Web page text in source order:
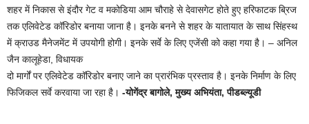
शहर में निकास से इंदौर गेट व मकोडिया आम चौराहे से देवासगेट होते हुए हरिफाटक ब्रिज
तक एलिवेटेड कॉरिडोर बनाया जाना है। इनके बनने से शहर के यातायात के साथ सिंहस्थ
में क्राउड मैनेजमेंट में उपयोगी होगी। इनके सर्वे के लिए एजेंसी को कहा गया है। – अनिल
जैन कालूहेडा, विधायक
दो मार्गों पर एलिवेटेड कॉरिडोर बनाए जाने का प्रारंभिक प्रस्ताव है। इनके निर्माण के लिए
फिजिकल सर्वे करवाया जा रहा है। -योगेंद्र बागोले, मुख्य अभियंता, पीडब्ल्यूडी